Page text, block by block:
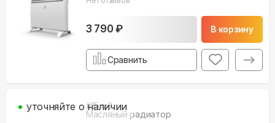
3 790 ₽ В корзину
Сравнить
#15м3
Масляный радиатор
уточняйте о наличии